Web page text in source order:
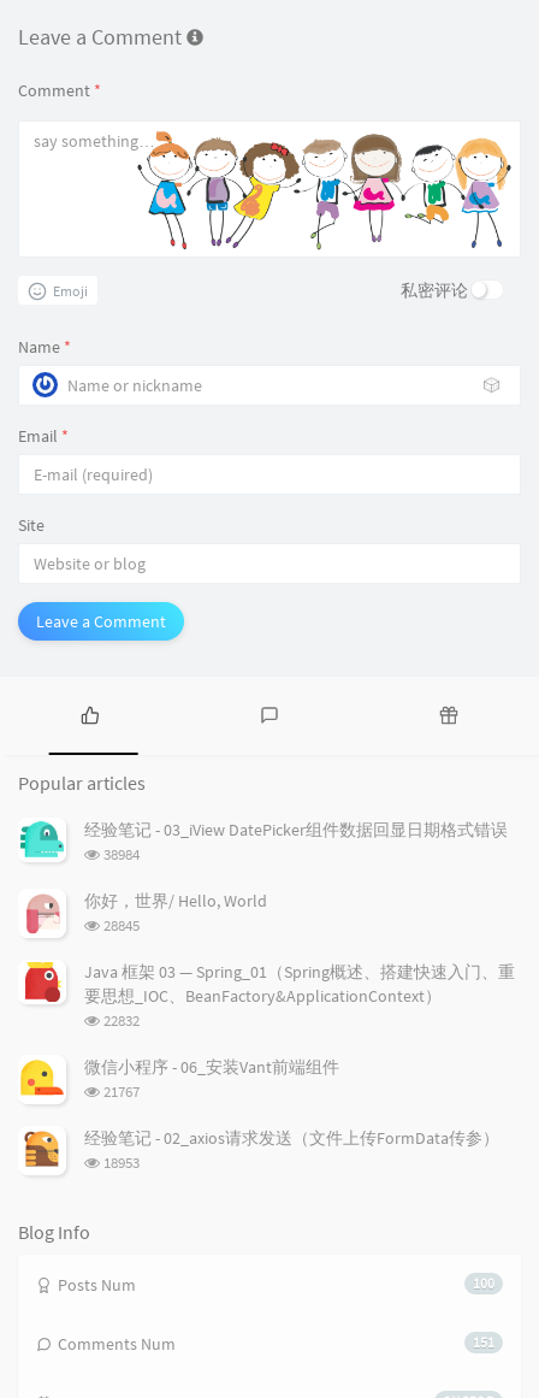
Leave a Comment
Comment *
Emoji 私密评论
Name *
🎲
Email *
Site
Leave a Comment
P
p
u
l
r
a
t
i
c
e
s
e
m
e
n
s
d
o
Popular articles
经验笔记 - 03_iView DatePicker组件数据回显日期格式错误
浏
次
数:
38984
你好，世界/ Hello, World
浏
次
数:
28845
Java 框架 03 — Spring_01（Spring概述、搭建快速入门、重
要思想_IOC、BeanFactory&ApplicationContext）
浏
次
数:
22832
微信小程序 - 06_安装Vant前端组件
浏
次
数:
21767
经验笔记 - 02_axios请求发送（文件上传FormData传参）
浏
18953
Blog Info
100
Posts Num
151
Comments Num